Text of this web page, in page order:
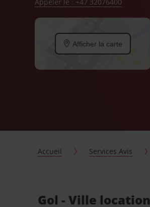
Afficher la carte
Accueil Services Avis
Gol - Ville